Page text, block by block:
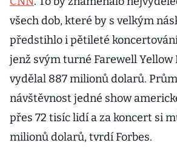
všech dob, které by s velkým
předstihlo i pětileté
jenž svým turné Farewell Yellow
vydělal 887 milionů dolarů.
návštěvnost jedné show
přes 72 tisíc lidí a za koncert si
milionů dolarů, tvrdí Forbes.